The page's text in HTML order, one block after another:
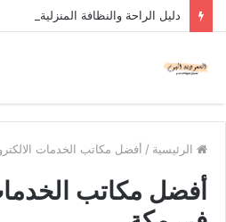
دليل الراحة والنظافة المنزلية
الرئيسية / أفضل مكاتب الخدمات
أفضل مكاتب